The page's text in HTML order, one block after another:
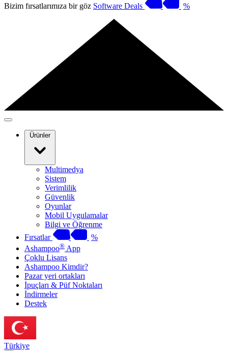
Bizim fırsatlarımıza bir göz Software Deals %
Ürünler
Multimedya
Sistem
Verimlilik
Güvenlik
Oyunlar
Mobil Uygulamalar
Bilgi ve Öğrenme
Fırsatlar
%
Ashampoo® App
Çoklu Lisans
Ashampoo Kimdir?
Pazar yeri ortakları
İpuçları & Püf Noktaları
İndirmeler
Destek
Türkiye